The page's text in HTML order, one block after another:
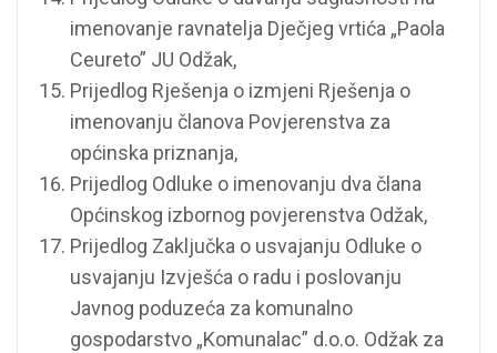
imenovanje ravnatelja Dječjeg vrtića „Paola
Ceureto” JU Odžak,
Prijedlog Rješenja o izmjeni Rješenja o
imenovanju članova Povjerenstva za
općinska priznanja,
Prijedlog Odluke o imenovanju dva člana
Općinskog izbornog povjerenstva Odžak,
Prijedlog Zaključka o usvajanju Odluke o
usvajanju Izvješća o radu i poslovanju
Javnog poduzeća za komunalno
gospodarstvo „Komunalac” d.o.o. Odžak za